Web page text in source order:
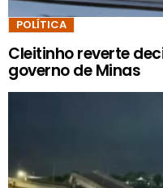
POLÍTICA
Cleitinho reverte
governo de Minas